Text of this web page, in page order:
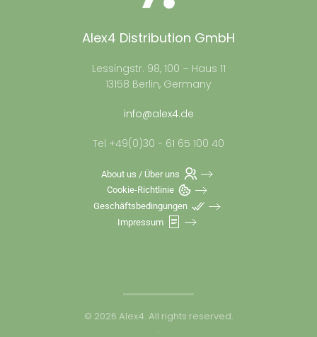
Alex4 Distribution GmbH
Lessingstr. 98, 100 – Haus 11
13158 Berlin, Germany
info@alex4.de
Tel +49(0)30 - 61 65 100 40
About us / Über uns
Cookie-Richtlinie
Geschäftsbedingungen
Impressum
© 2026 Alex4. All rights reserved.
.